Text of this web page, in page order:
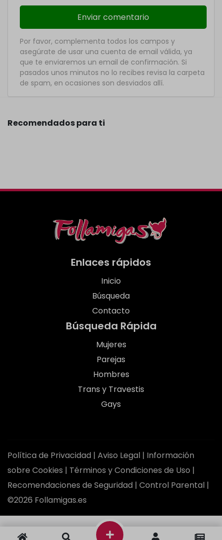
Por favor, complementa todos los campos y
asegúrate de usar una cuenta de email válida, ya
que te enviaremos un email de confirmación. Si
pasados unos minutos no lo recibes revisa la carpeta
de spam, en ocasiones son desviados allí.
Recomendados para ti
Enlaces rápidos
Inicio
Búsqueda
Contacto
Búsqueda Rápida
Mujeres
Parejas
Hombres
Trans y Travestis
Gays
Política de Privacidad | Aviso Legal | Información
sobre Cookies | Términos y Condiciones de Uso |
Recomendaciones de Seguridad | Control Parental |
©2026 Follamigas.es